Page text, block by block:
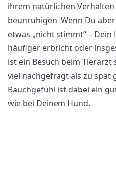
ihrem natürlichen
beunruhigen. Wenn Du
etwas „nicht stimmt“ –
häufiger erbricht oder
ist ein Besuch beim Tierarzt
viel nachgefragt als zu spät
Bauchgefühl ist dabei ein
wie bei Deinem Hund.